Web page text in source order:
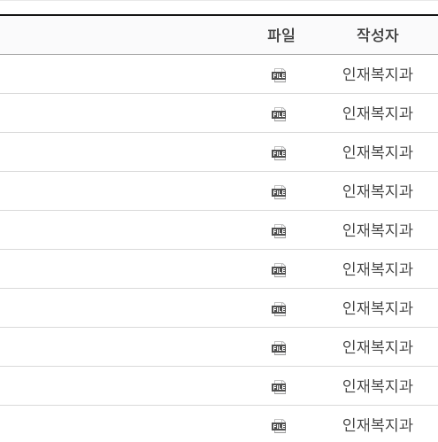
파일 작성자
인재복지과
인재복지과
인재복지과
인재복지과
인재복지과
인재복지과
인재복지과
인재복지과
인재복지과
인재복지과